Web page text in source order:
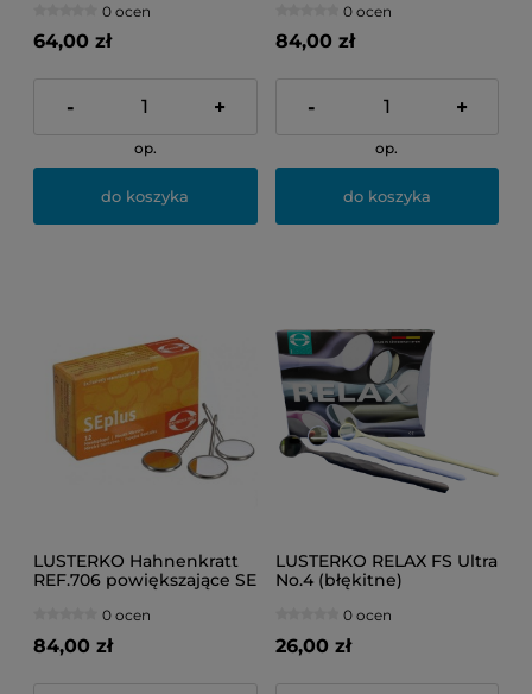
0 ocen
64,00 zł
- +
op.
do koszyka
0 ocen
84,00 zł
- +
op.
do koszyka
LUSTERKO Hahnenkratt
REF.706 powiększające SE
0 ocen
84,00 zł
LUSTERKO RELAX FS Ultra
No.4 (błękitne)
0 ocen
26,00 zł